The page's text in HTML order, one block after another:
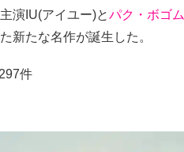
演IU(アイユー)とパク・ボゴム
新たな名作が誕生した。
件